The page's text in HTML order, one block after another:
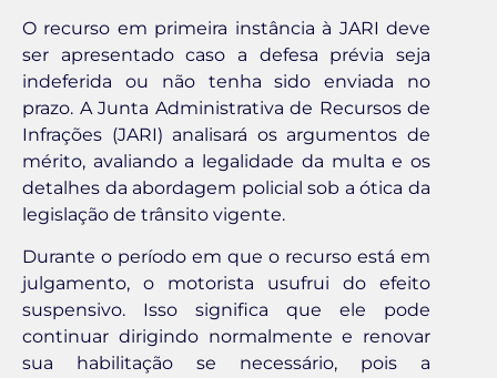
O recurso em primeira instância à JARI deve
ser apresentado caso a defesa prévia seja
indeferida ou não tenha sido enviada no
prazo. A Junta Administrativa de Recursos de
Infrações (JARI) analisará os argumentos de
mérito, avaliando a legalidade da multa e os
detalhes da abordagem policial sob a ótica da
legislação de trânsito vigente.
Durante o período em que o recurso está em
julgamento, o motorista usufrui do efeito
suspensivo. Isso significa que ele pode
continuar dirigindo normalmente e renovar
sua habilitação se necessário, pois a